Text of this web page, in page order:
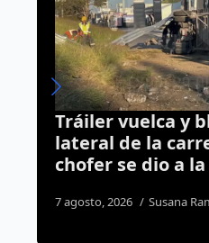
Bloqueo en
tras
4 agosto, 2026